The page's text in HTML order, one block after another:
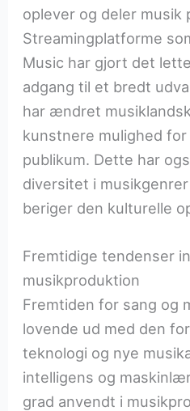
oplever og deler musik
Streamingplatforme
Music har gjort det
adgang til et bredt
har ændret
kunstnere mulighed
publikum. Dette har
diversitet i
beriger den kulturelle
Fremtidige tendenser
musikproduktion
Fremtiden for sang og
lovende ud med den
teknologi og nye
intelligens og
grad anvendt i